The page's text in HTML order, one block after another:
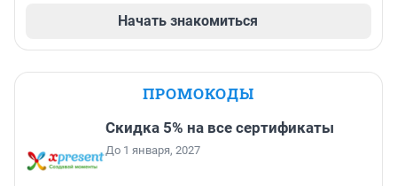
Начать знакомиться
ПРОМОКОДЫ
Скидка 5% на все сертификаты
До 1 января, 2027